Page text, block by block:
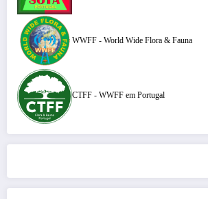
WWFF - World Wide Flora & Fauna
CTFF - WWFF em Portugal